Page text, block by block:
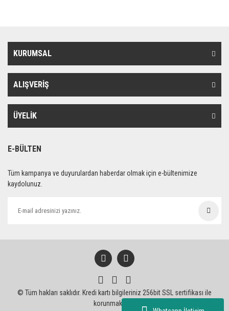
KURUMSAL
ALIŞVERİŞ
ÜYELİK
E-BÜLTEN
Tüm kampanya ve duyurulardan haberdar olmak için e-bültenimize
kaydolunuz.
© Tüm hakları saklıdır. Kredi kartı bilgileriniz 256bit SSL sertifikası ile
korunmaktadır.